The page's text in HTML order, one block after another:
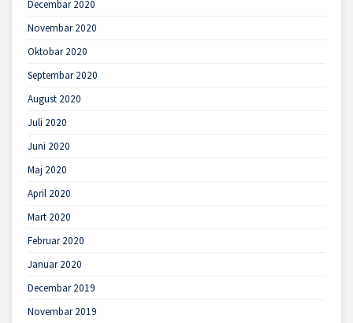
Decembar 2020
Novembar 2020
Oktobar 2020
Septembar 2020
August 2020
Juli 2020
Juni 2020
Maj 2020
April 2020
Mart 2020
Februar 2020
Januar 2020
Decembar 2019
Novembar 2019